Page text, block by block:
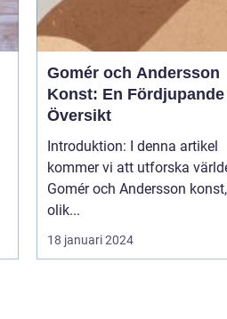
Gomér och Andersson
Konst: En Fördjupande
Översikt
Introduktion: I denna artikel
kommer vi att utforska
Gomér och Andersson
olik...
18 januari 2024